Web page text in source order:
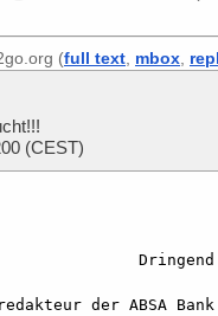
(full text mbox
(CEST)
der ABSA